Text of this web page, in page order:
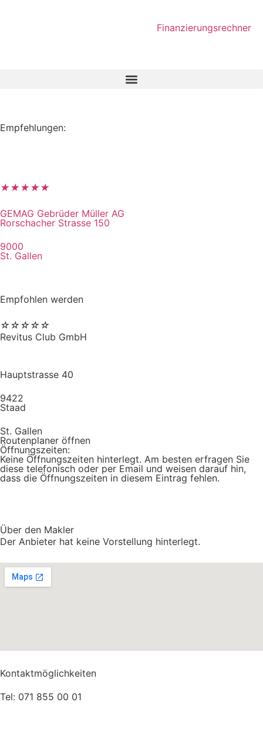
Finanzierungsrechner
Empfehlungen:
★★★★★
GEMAG Gebrüder Müller AG
Rorschacher Strasse 150
9000
St. Gallen
Empfohlen werden
☆☆☆☆☆
Revitus Club GmbH
Hauptstrasse 40
9422
Staad
St. Gallen
Routenplaner öffnen
Öffnungszeiten:
Keine Öffnungszeiten hinterlegt. Am besten erfragen Sie
diese telefonisch oder per Email und weisen darauf hin,
dass die Öffnungszeiten in diesem Eintrag fehlen.
Über den Makler
Der Anbieter hat keine Vorstellung hinterlegt.
Kontaktmöglichkeiten
Tel: 071 855 00 01